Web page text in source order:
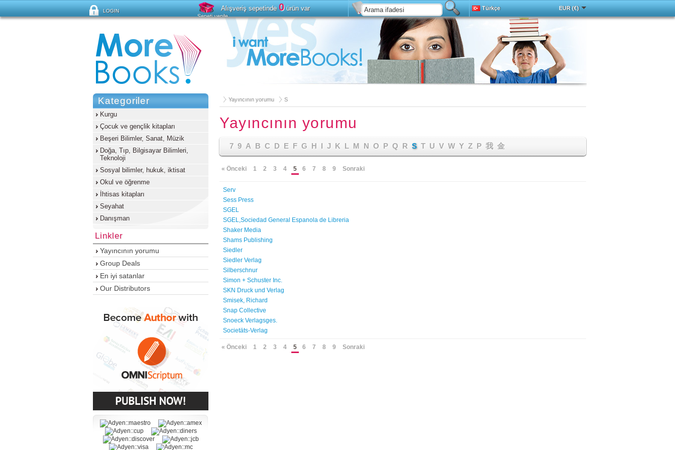
Yayıncının yorumu S
Yayıncının yorumu
7 9 A B C D E F G H I J K L M N O P Q R S T U V W Y Z Р 我 金
« Önceki 1 2 3 4 5 6 7 8 9 Sonraki
Serv
Sess Press
SGEL
SGEL,Sociedad General Espanola de Libreria
Shaker Media
Shams Publishing
Siedler
Siedler Verlag
Silberschnur
Simon + Schuster Inc.
SKN Druck und Verlag
Smisek, Richard
Snap Collective
Snoeck Verlagsges.
Societäts-Verlag
« Önceki 1 2 3 4 5 6 7 8 9 Sonraki
Kategoriler
Kurgu
Çocuk ve gençlik kitapları
Beşeri Bilimler, Sanat, Müzik
Doğa, Tıp, Bilgisayar Bilimleri,
Teknoloji
Sosyal bilimler, hukuk, iktisat
Okul ve öğrenme
İhtisas kitapları
Seyahat
Danışman
Linkler
Yayıncının yorumu
Group Deals
En iyi satanlar
Our Distributors
LOGIN
Şifreyi mi unuttunuz?
Alışveriş sepetinde0ürün var
Sepeti yenile
Kur
Gelişmiş Arama
Türkçe
Deutsch
Français
English
Magyar
Italy
Português
Русский
EUR (€)